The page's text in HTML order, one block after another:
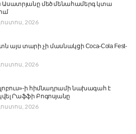
Ասատրյանը մեծ մենահամերգ կտա
2026
այս տարի չի մասնակցի Coca-Cola Fest-
2026
ի հիմնադրամի նախագահ է
Րաֆֆի Բոգոսյանը
2026